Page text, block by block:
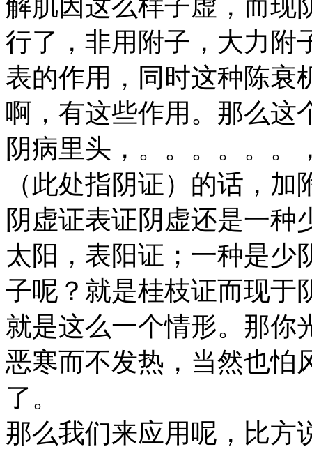
解肌因这么样子虚，而现
行了，非用附子，大力附
表的作用，同时这种陈衰
啊，有这些作用。那么这
阴病里头，。。。。。。
（此处指阴证）的话，加
阴虚证表证阴虚还是一种
太阳，表阳证；一种是少
子呢？就是桂枝证而现于
就是这么一个情形。那你
恶寒而不发热，当然也怕
了。
那么我们来应用呢，比方